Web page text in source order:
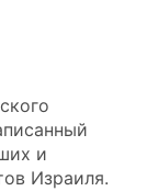
и
Израиля.